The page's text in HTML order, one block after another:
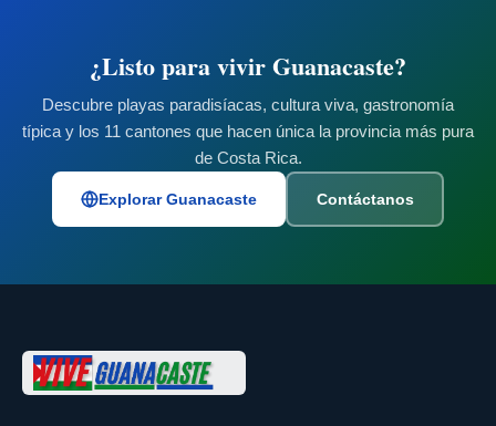
¿Listo para vivir Guanacaste?
Descubre playas paradisíacas, cultura viva, gastronomía
típica y los 11 cantones que hacen única la provincia más pura
de Costa Rica.
Explorar Guanacaste Contáctanos